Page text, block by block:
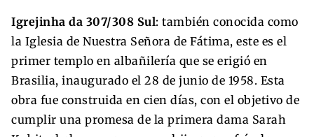
Igrejinha da 307/308 Sul: también conocida como
la Iglesia de Nuestra Señora de Fátima, este es el
primer templo en albañilería que se erigió en
Brasilia, inaugurado el 28 de junio de 1958. Esta
obra fue construida en cien días, con el objetivo de
cumplir una promesa de la primera dama Sarah